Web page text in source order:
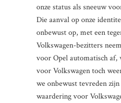
onze status als sneeuw
Die aanval op onze
onbewust op, met een
Volkswagen-bezitters
voor Opel automatisch af,
voor Volkswagen toch
we onbewust tevreden
waardering voor